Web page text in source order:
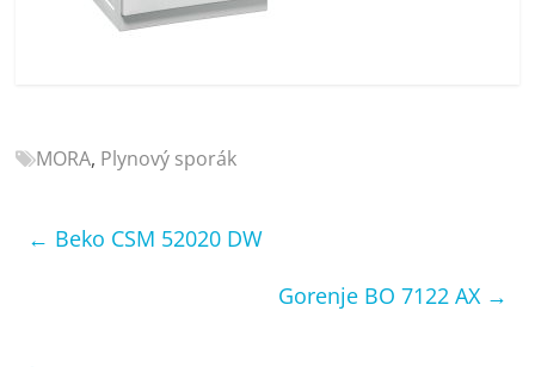
recenze,
notebooky,
MORA, Plynový sporák
← Beko CSM 52020 DW
Gorenje BO 7122 AX →